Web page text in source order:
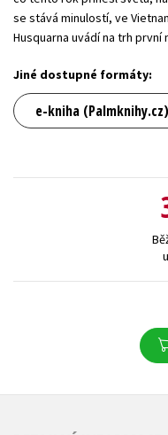
se stává minulostí, ve
Husquarna uvádí na trh první
Jiné dostupné formáty:
e-kniha (Palmknihy.cz)